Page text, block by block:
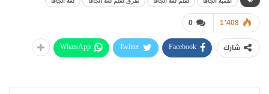
0 1٬408
شارك Facebook
Twitter
WhatsApp